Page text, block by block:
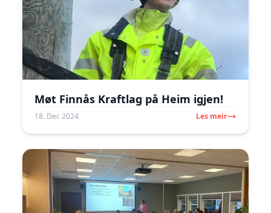
Møt Finnås Kraftlag på Heim igjen!
18. Dec 2024 Les meir